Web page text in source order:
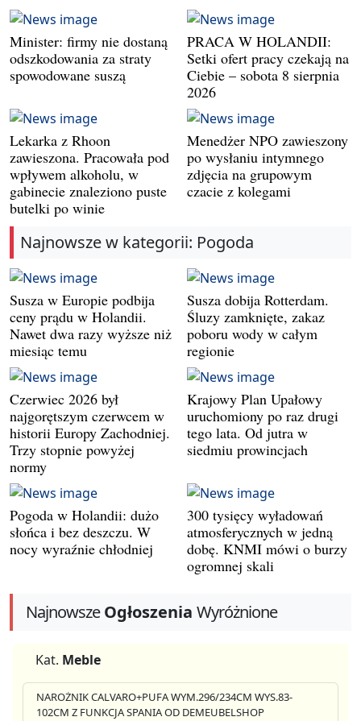
Minister: firmy nie dostaną
odszkodowania za straty
spowodowane suszą
PRACA W HOLANDII:
Setki ofert pracy czekają na
Ciebie – sobota 8 sierpnia
2026
Lekarka z Rhoon
zawieszona. Pracowała pod
wpływem alkoholu, w
gabinecie znaleziono puste
butelki po winie
Menedżer NPO zawieszony
po wysłaniu intymnego
zdjęcia na grupowym
czacie z kolegami
Najnowsze w kategorii: Pogoda
Susza w Europie podbija
ceny prądu w Holandii.
Nawet dwa razy wyższe niż
miesiąc temu
Susza dobija Rotterdam.
Śluzy zamknięte, zakaz
poboru wody w całym
regionie
Czerwiec 2026 był
najgorętszym czerwcem w
historii Europy Zachodniej.
Trzy stopnie powyżej
normy
Krajowy Plan Upałowy
uruchomiony po raz drugi
tego lata. Od jutra w
siedmiu prowincjach
Pogoda w Holandii: dużo
słońca i bez deszczu. W
nocy wyraźnie chłodniej
300 tysięcy wyładowań
atmosferycznych w jedną
dobę. KNMI mówi o burzy
ogromnej skali
NajnowszeOgłoszenia Wyróżnione
Kat. Meble
NAROŻNIK CALVARO+PUFA WYM.296/234CM WYS.83-
102CM Z FUNKCJA SPANIA OD DEMEUBELSHOP